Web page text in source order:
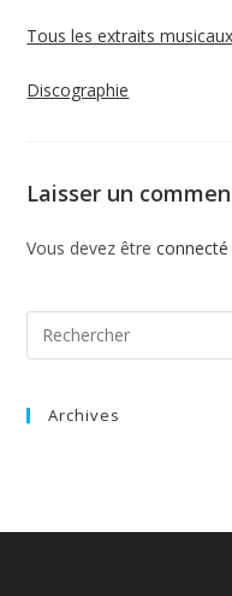
Tous les extraits
Discographie
Laisser un
Vous devez êtreconnecté
Archives